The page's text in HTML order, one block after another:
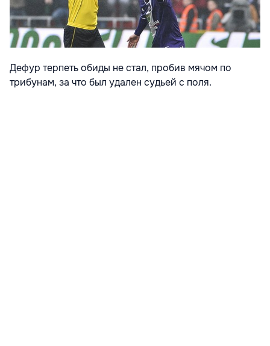
Дефур терпеть обиды не стал, пробив мячом по
трибунам, за что был удален судьей с поля.